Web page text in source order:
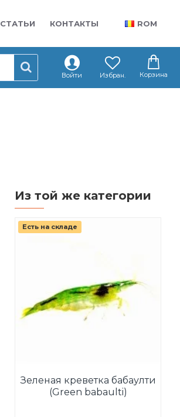
СТАТЬИ КОНТАКТЫ ROM
Войти Избран. Корзина
Из той же категории
Есть на складе
Зеленая креветка бабаулти
(Green babaulti)